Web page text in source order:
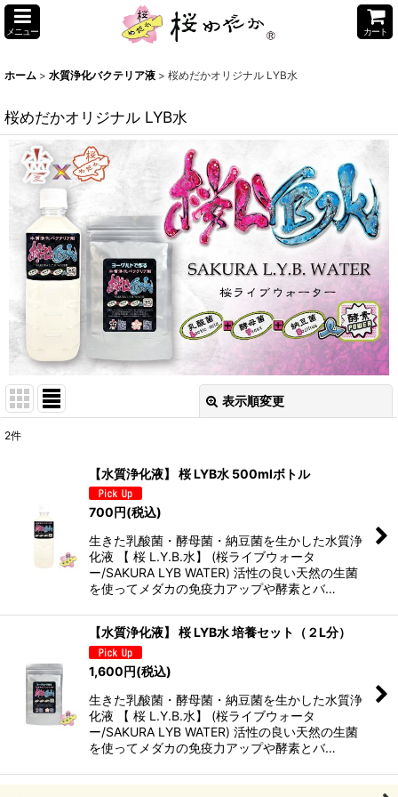
メニュー カート
ホーム > 水質浄化バクテリア液 > 桜めだかオリジナル LYB水
桜めだかオリジナル LYB水
表示順変更
絞り込む
2件
【水質浄化液】 桜 LYB水 500mlボトル
700円(税込)
生きた乳酸菌・酵母菌・納豆菌を生かした水質浄
化液 【 桜 L.Y.B.水】 (桜ライブウォータ
ー/SAKURA LYB WATER) 活性の良い天然の生菌
を使ってメダカの免疫力アップや酵素とバ…
【水質浄化液】 桜 LYB水 培養セット（２L分）
1,600円(税込)
生きた乳酸菌・酵母菌・納豆菌を生かした水質浄
化液 【 桜 L.Y.B.水】 (桜ライブウォータ
ー/SAKURA LYB WATER) 活性の良い天然の生菌
を使ってメダカの免疫力アップや酵素とバ…